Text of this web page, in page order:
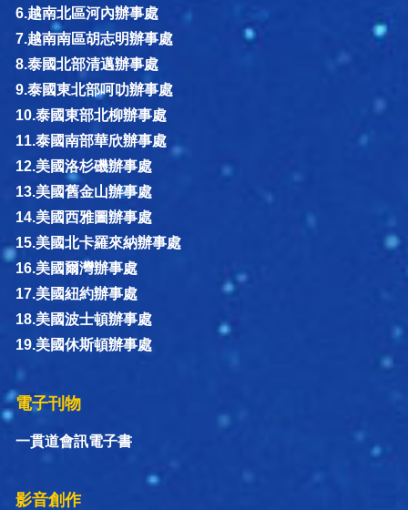
6.越南北區河內辦事處
7.越南南區胡志明辦事處
8.泰國北部清邁辦事處
9.泰國東北部呵叻辦事處
10.泰國東部北柳辦事處
11.泰國南部華欣辦事處
12.美國洛杉磯辦事處
13.美國舊金山辦事處
14.美國西雅圖辦事處
15.美國北卡羅來納辦事處
16.美國爾灣辦事處
17.美國紐約辦事處
18.美國波士頓辦事處
19.美國休斯頓辦事處
電子刊物
一貫道會訊電子書
影音創作